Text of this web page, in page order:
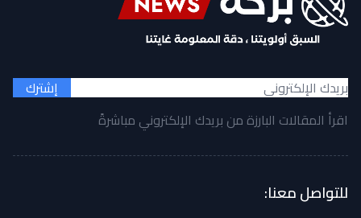
إشترك
اقرأ المقالات البارزة من بريدك الإلكتروني مباشرةً
للتواصل معنا: